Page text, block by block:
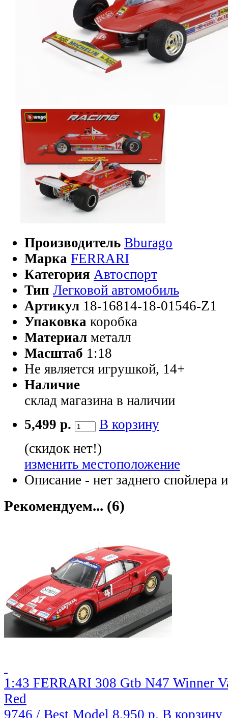
Производитель Bburago
Марка FERRARI
Категория Автоспорт
Тип Легковой автомобиль
Артикул 18-16814-18-01546-Z1
Упаковка коробка
Материал металл
Масштаб 1:18
Не является игрушкой, 14+
Наличие
склад магазина в наличии
5,499 р.
В корзину
(скидок нет!)
изменить местоположение
Описание - нет заднего спойлера
Рекомендуем... (6)
1:43 FERRARI 308 Gtb N47 Winner
Red
9746 / Best Model 8,950 р. В корзину